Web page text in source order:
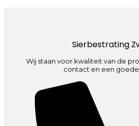
Sierbestrating
Wij staan voor kwaliteit van de
contact en een